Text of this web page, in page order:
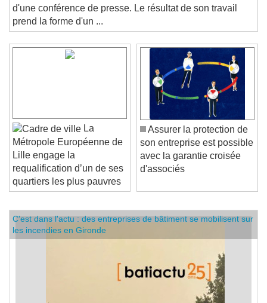
financière a révélé, le 20 juin 2025, ses conclusions lors
d'une conférence de presse. Le résultat de son travail
prend la forme d'un ...
La
Métropole Européenne de
Lille engage la
requalification d’un de ses
quartiers les plus pauvres
Assurer la protection de
son entreprise est possible
avec la garantie croisée
C'est dans l'actu : des entreprises de bâtiment se mobilisent sur
les incendies en Gironde